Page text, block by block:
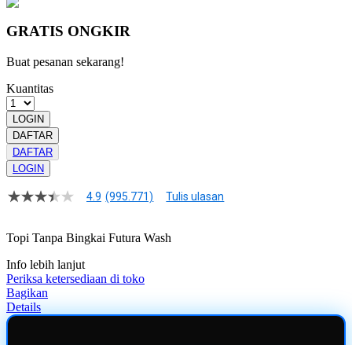
GRATIS ONGKIR
Buat pesanan sekarang!
Kuantitas
LOGIN
DAFTAR
DAFTAR
LOGIN
4.9
bintang,
rating
rata-
rata.
Read
13
Reviews.
4.9 (995.771) Tulis ulasan
Topi Tanpa Bingkai Futura Wash
Info lebih lanjut
Periksa ketersediaan di toko
Bagikan
Details